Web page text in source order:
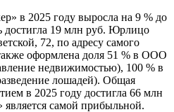
в 2025 году выросла на 9 % до
достигла 19 млн руб. Юрлицо
72, по адресу самого
оформлена доля 51 % в ООО
недвижимостью), 100 % в
лошадей). Общая
в 2025 году достигла 66 млн
является самой прибыльной.